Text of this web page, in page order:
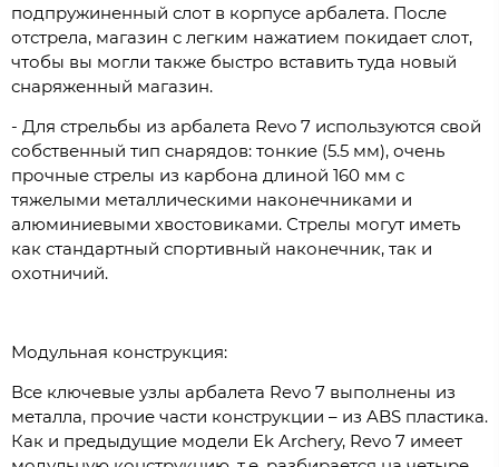
подпружиненный слот в корпусе арбалета. После
отстрела, магазин с легким нажатием покидает слот,
чтобы вы могли также быстро вставить туда новый
снаряженный магазин.
- Для стрельбы из арбалета Revo 7 используются свой
собственный тип снарядов: тонкие (5.5 мм), очень
прочные стрелы из карбона длиной 160 мм с
тяжелыми металлическими наконечниками и
алюминиевыми хвостовиками. Стрелы могут иметь
как стандартный спортивный наконечник, так и
охотничий.
Модульная конструкция:
Все ключевые узлы арбалета Revo 7 выполнены из
металла, прочие части конструкции – из ABS пластика.
Как и предыдущие модели Ek Archery, Revo 7 имеет